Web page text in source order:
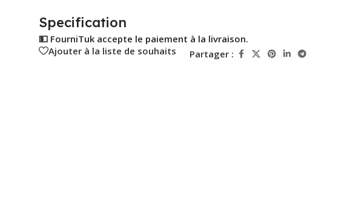
Specification
💵 FourniTuk accepte le paiement à la livraison.
Ajouter à la liste de souhaits
Partager :